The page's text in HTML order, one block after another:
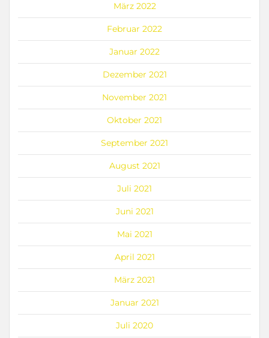
März 2022
Februar 2022
Januar 2022
Dezember 2021
November 2021
Oktober 2021
September 2021
August 2021
Juli 2021
Juni 2021
Mai 2021
April 2021
März 2021
Januar 2021
Juli 2020